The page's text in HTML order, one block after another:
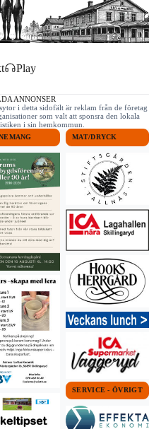
Play
ANNONSER
i detta sidofält är reklam från de företag
som valt att sponsra den lokala
i sin hemkommun.
MAT/DRYCK
SERVICE - ÖVRIGT